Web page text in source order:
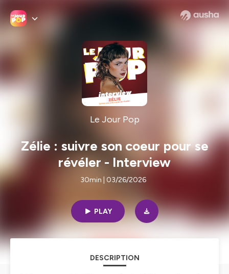
Le Jour Pop
Zélie : suivre son coeur pour se
révéler - Interview
30min | 03/26/2026
PLAY
DESCRIPTION